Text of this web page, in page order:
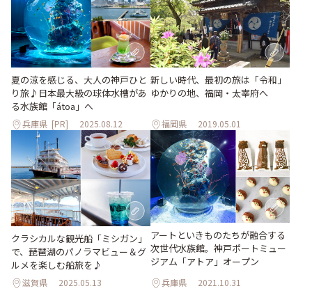
夏の涼を感じる、大人の神戸ひと
り旅♪日本最大級の球体水槽があ
る水族館「átoa」へ
兵庫県 [PR] 2025.08.12
新しい時代、最初の旅は「令和」
ゆかりの地、福岡・太宰府へ
福岡県 2019.05.01
クラシカルな観光船「ミシガン」
で、琵琶湖のパノラマビュー＆グ
ルメを楽しむ船旅を♪
滋賀県 2025.05.13
アートといきものたちが融合する
次世代水族館。神戸ポートミュー
ジアム「アトア」オープン
兵庫県 2021.10.31